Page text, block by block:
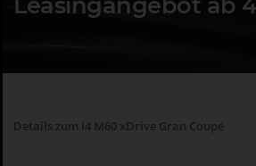
Details zum i4 M60 xDrive Gran Coupé